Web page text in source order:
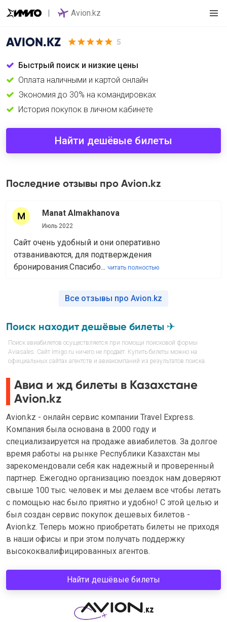
Avion.kz
AVION.KZ 5
Быстрый поиск и низкие цены
Оплата наличными и картой онлайн
Экономия до 30% на командировках
История покупок в личном кабинете
Найти дешёвые билеты
Последние отзывы про Avion.kz
Manat Almakhanova
Июль 2022
Сайт очень удобный и они оперативно
отзваниваются, для подтверждения
бронирования.Спасибо... читать полностью
Все отзывы про Avion.kz
Поиск находит дешёвые билеты ✈
Поиск авиабилетов осуществляется при помощи поисковой формы
Aviasales. Сайт Imigo.ru ничего не продаёт. Купить билеты можно на
официальных сайтах агентств и авиакомпаний из результатов поиска.
Авиа и жд билеты в Казахстане
Avion.kz
Avion.kz - онлайн сервис компании Travel Express.
Компания была основана в 2000 году и
специализаируется на продаже авиабилетов. За долгое
время работы на рынке Республики Казахстан мы
зарекомендовали себя как надежный и проверенный
партнер. Ежегодно организацию поездок нам доверяют
свыше 100 тыс. человек и мы делаем все чтобы летать
с помощью нас было приятно и удобно! С этой целью и
был создан сервис покупок дешевых билетов -
Avion.kz. Теперь можно приобретать билеты не приходя
в наши офисы и при этом получать поддержку
высококвалифицированных агентов.
Найти дешёвые билеты